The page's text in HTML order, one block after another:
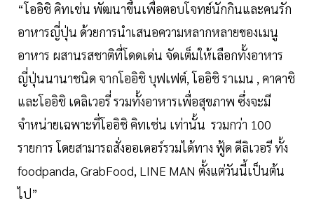
“โออิชิ คิทเช่น พัฒนาขึ้นเพื่อตอบโจทย์นักกินและคนรัก
อาหารญี่ปุ่น ด้วยการนำเสนอความหลากหลายของเมนู
อาหาร ผสานรสชาติที่โดดเด่น จัดเต็มให้เลือกทั้งอาหาร
ญี่ปุ่นนานาชนิด จากโออิชิ บุฟเฟต์, โออิชิ ราเมน , คาคาชิ
และโออิชิ เดลิเวอรี่ รวมทั้งอาหารเพื่อสุขภาพ ซึ่งจะมี
จำหน่ายเฉพาะที่โออิชิ คิทเช่น เท่านั้น รวมกว่า 100
รายการ โดยสามารถสั่งออเดอร์รวมได้ทาง ฟู้ด ดีลิเวอรี ทั้ง
foodpanda, GrabFood, LINE MAN ตั้งแต่วันนี้เป็นต้น
ไป”